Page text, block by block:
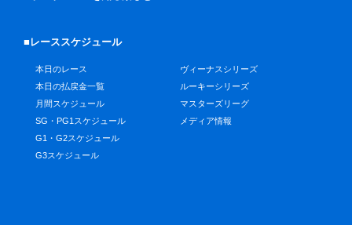
■レーススケジュール
本日のレース
本日の払戻金一覧
月間スケジュール
SG・PG1スケジュール
G1・G2スケジュール
G3スケジュール
ヴィーナスシリーズ
ルーキーシリーズ
マスターズリーグ
メディア情報